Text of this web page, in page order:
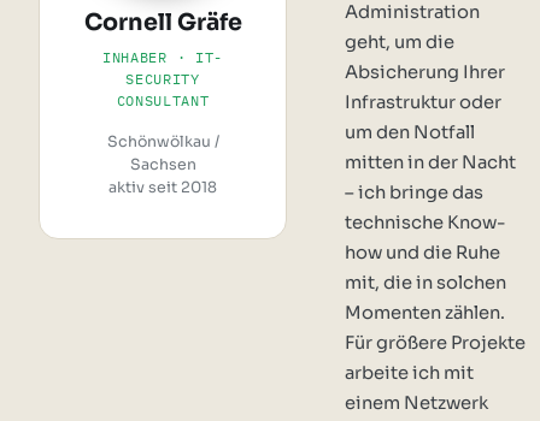
Cornell Gräfe
INHABER · IT-
SECURITY
CONSULTANT
Schönwölkau /
Sachsen
aktiv seit 2018
Administration
geht, um die
Absicherung Ihrer
Infrastruktur oder
um den Notfall
mitten in der Nacht
– ich bringe das
technische Know-
how und die Ruhe
mit, die in solchen
Momenten zählen.
Für größere Projekte
arbeite ich mit
einem Netzwerk